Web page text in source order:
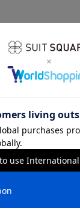
りサイズが異な
い。
クリーニング・家
お取扱いについ
W71cm